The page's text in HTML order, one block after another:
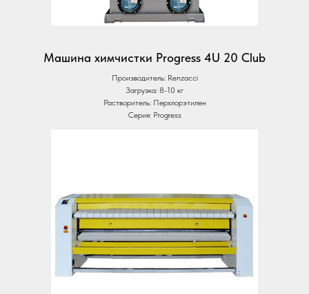
Машина химчистки Progress 4U 20 Club
Производитель: Renzacci
Загрузка: 8-10 кг
Растворитель: Перхлорэтилен
Серия: Progress